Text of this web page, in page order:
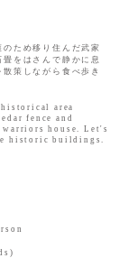
ため移り住んだ武家
をはさんで静かに息
策しながら食べ歩き
area
fence and
house. Let's
historic buildings.